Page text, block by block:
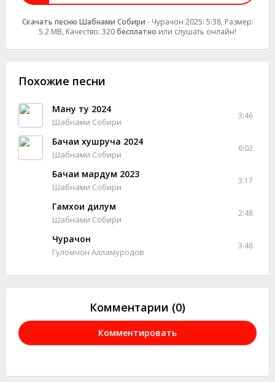
Скачать песню Шабнами Собири - Чурачон 2025: 5:38, Размер:
5.2 MB, Качество: 320бесплатно или слушать онлайн!
Похожие песни
Ману ту 2024
Шабнами Собири
3:46
Бачаи хушруча 2024
Шабнами Собири
6:02
Бачаи мардум 2023
Шабнами Собири
3:17
Гамхои дилум
Шабнами Собири
2:48
Чурачон
Гуломчон Алламуродов
3:48
Комментарии (0)
Комментировать